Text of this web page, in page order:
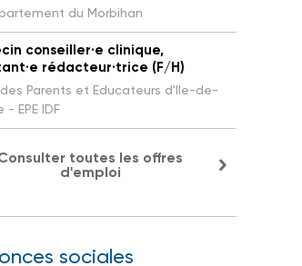
du Morbihan
conseiller·e clinique,
rédacteur·trice (F/H)
Parents et Educateurs d'Ile-de-
- EPE IDF
toutes les offres
d'emploi
sociales